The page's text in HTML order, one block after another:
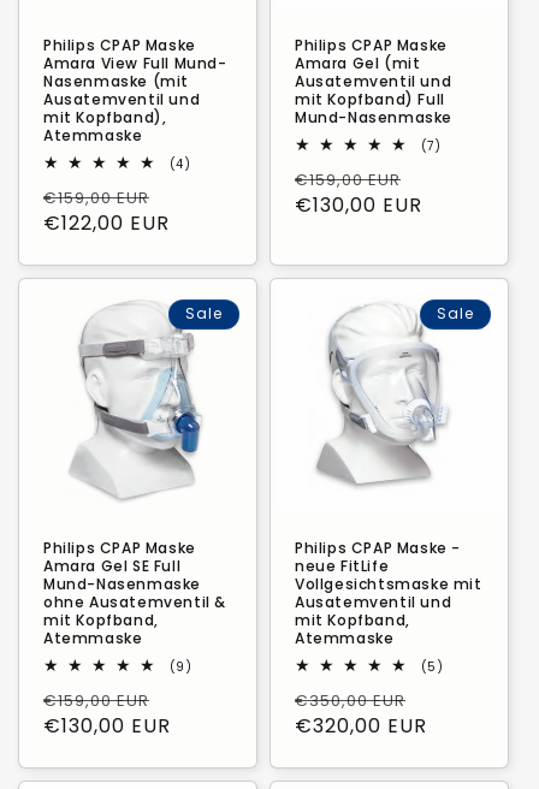
Philips CPAP Maske
Amara View Full Mund-
Nasenmaske (mit
Ausatemventil und
mit Kopfband),
Atemmaske
(4)
Normaler
Preis
€159,00 EUR
Verkaufspreis
€122,00 EUR
Philips CPAP Maske
Amara Gel (mit
Ausatemventil und
mit Kopfband) Full
Mund-Nasenmaske
(7)
Normaler
Preis
€159,00 EUR
€130,00 EUR
Sale
Philips CPAP Maske
Amara Gel SE Full
Mund-Nasenmaske
ohne Ausatemventil &
mit Kopfband,
Atemmaske
(9)
Normaler
Preis
€159,00 EUR
Verkaufspreis
€130,00 EUR
Sale
Philips CPAP Maske -
neue FitLife
Vollgesichtsmaske mit
Ausatemventil und
mit Kopfband,
Atemmaske
(5)
Normaler
Preis
€350,00 EUR
€320,00 EUR